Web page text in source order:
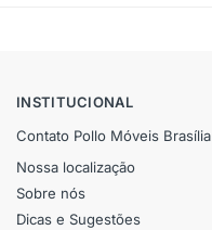
INSTITUCIONAL
Contato Pollo Móveis Brasília
Nossa localização
Sobre nós
Dicas e Sugestões